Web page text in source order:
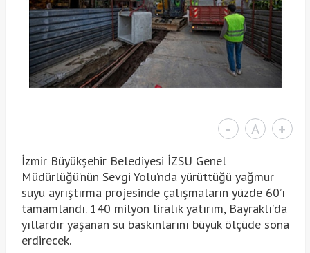
- A +
İzmir Büyükşehir Belediyesi İZSU Genel
Müdürlüğü’nün Sevgi Yolu’nda yürüttüğü yağmur
suyu ayrıştırma projesinde çalışmaların yüzde 60’ı
tamamlandı. 140 milyon liralık yatırım, Bayraklı’da
yıllardır yaşanan su baskınlarını büyük ölçüde sona
erdirecek.